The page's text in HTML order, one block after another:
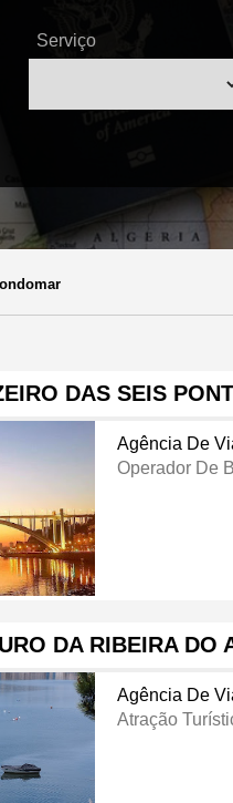
Serviço
DAS SEIS
Agência De
Operador De
DA RIBEIRA DO
Agência De
Atração